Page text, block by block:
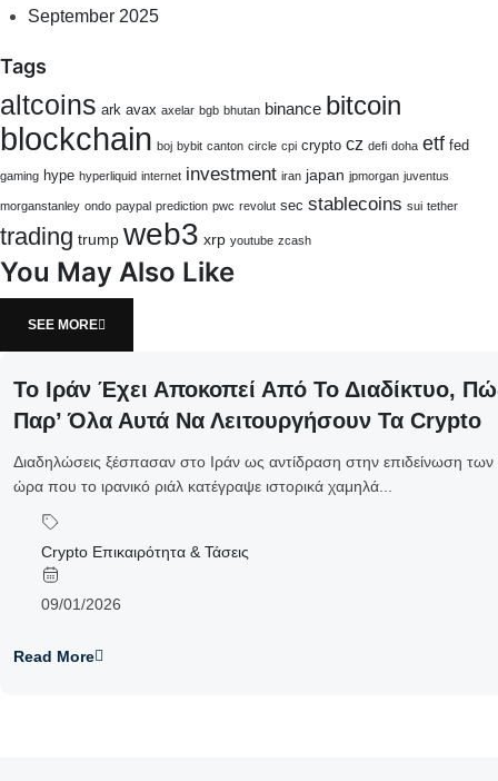
September 2025
Tags
altcoins ark avax axelar bgb bhutan binance bitcoin
blockchain boj bybit canton circle cpi crypto cz defi doha etf fed
gaming hype hyperliquid internet investment iran japan jpmorgan juventus
morganstanley ondo paypal prediction pwc revolut sec stablecoins sui tether
trading trump web3 xrp youtube zcash
You May Also Like
SEE MORE
Το Ιράν Έχει Αποκοπεί Από Το Διαδίκτυο,
Παρ’ Όλα Αυτά Να Λειτουργήσουν Τα Crypto
Διαδηλώσεις ξέσπασαν στο Ιράν ως αντίδραση στην επιδείνωση
ώρα που το ιρανικό ριάλ κατέγραψε ιστορικά χαμηλά...
Crypto Επικαιρότητα & Τάσεις
09/01/2026
Read More